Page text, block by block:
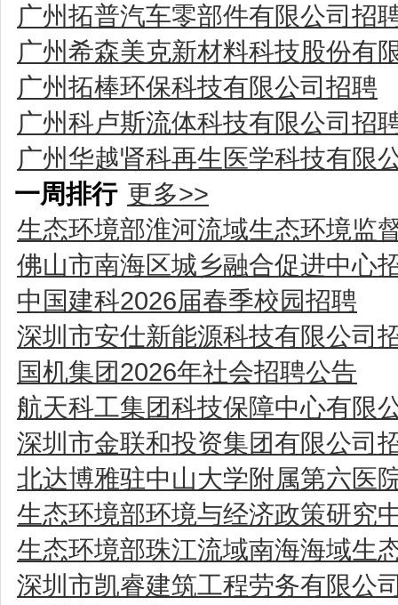
广州拓普汽车零部件有限公司招
广州希森美克新材料科技股份有
广州拓棒环保科技有限公司招聘
广州科卢斯流体科技有限公司招
广州华越肾科再生医学科技有限
一周排行 更多>>
生态环境部淮河流域生态环境监
佛山市南海区城乡融合促进中心
中国建科2026届春季校园招聘
深圳市安仕新能源科技有限公司
国机集团2026年社会招聘公告
航天科工集团科技保障中心有限
深圳市金联和投资集团有限公司
北达博雅驻中山大学附属第六医
生态环境部环境与经济政策研究
生态环境部珠江流域南海海域生
深圳市凯睿建筑工程劳务有限公